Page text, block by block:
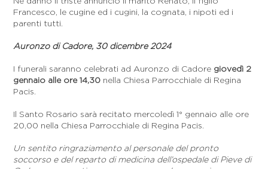
Francesco, le cugine ed i cugini, la cognata, i nipoti ed i
parenti tutti.
Auronzo di Cadore, 30 dicembre 2024
I funerali saranno celebrati ad Auronzo di Cadore giovedì 2
gennaio alle ore 14,30 nella Chiesa Parrocchiale di Regina
Pacis.
Il Santo Rosario sarà recitato mercoledì 1° gennaio alle ore
20,00 nella Chiesa Parrocchiale di Regina Pacis.
Un sentito ringraziamento al personale del pronto
soccorso e del reparto di medicina dell’ospedale di Pieve di